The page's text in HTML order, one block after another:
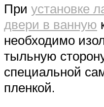
При установке
двери в ванную
необходимо
тыльную
специальной
пленкой.